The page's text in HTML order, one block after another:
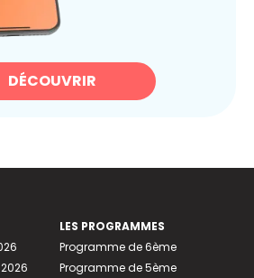
DÉCOUVRIR
LES PROGRAMMES
Programme de 6ème
Programme de 5ème